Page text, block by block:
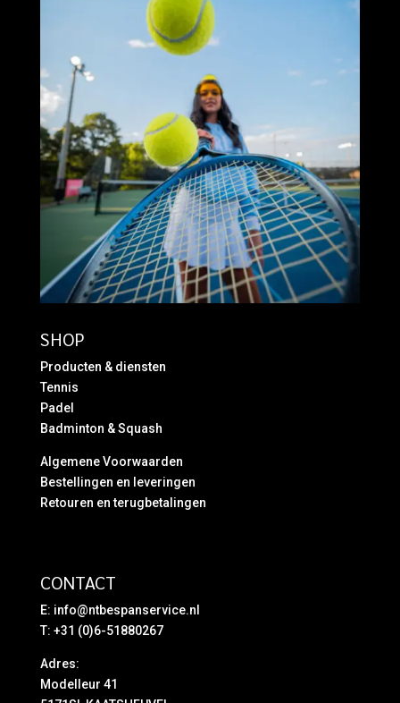
SHOP
Producten & diensten
Tennis
Padel
Badminton & Squash
Algemene Voorwaarden
Bestellingen en leveringen
Retouren en terugbetalingen
CONTACT
E: info@ntbespanservice.nl
T: +31 (0)6-51880267
Adres:
Modelleur 41